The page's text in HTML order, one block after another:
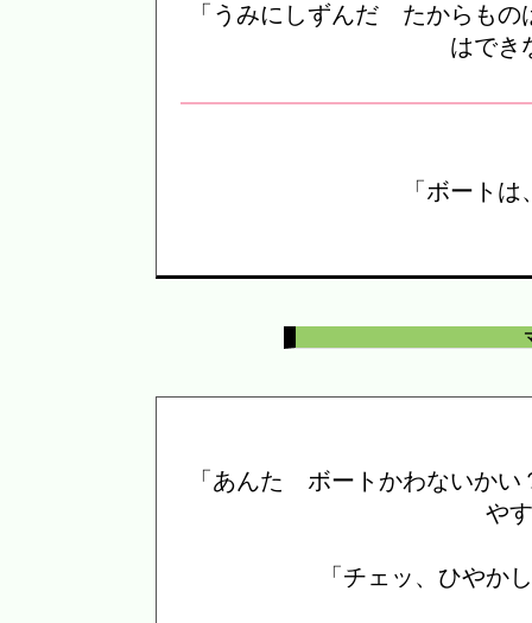
「うみにしずんだ たからもの
はでき
「ボート
「あんた ボートかわないか
や
「チェッ、ひや